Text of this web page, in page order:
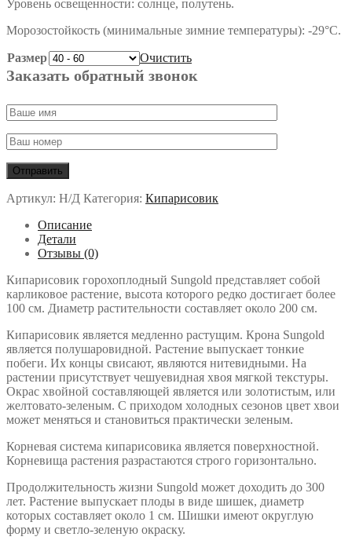
Уровень освещенности: солнце, полутень.
Морозостойкость (минимальные зимние температуры): -29°С.
Размер Очистить
Заказать обратный звонок
Артикул: Н/Д Категория: Кипарисовик
Описание
Детали
Отзывы (0)
Кипарисовик горохоплодный Sungold представляет собой
карликовое растение, высота которого редко достигает более
100 см. Диаметр растительности составляет около 200 см.
Кипарисовик является медленно растущим. Крона Sungold
является полушаровидной. Растение выпускает тонкие
побеги. Их концы свисают, являются нитевидными. На
растении присутствует чешуевидная хвоя мягкой текстуры.
Окрас хвойной составляющей является или золотистым, или
желтовато-зеленым. С приходом холодных сезонов цвет хвои
может меняться и становиться практически зеленым.
Корневая система кипарисовика является поверхностной.
Корневища растения разрастаются строго горизонтально.
Продолжительность жизни Sungold может доходить до 300
лет. Растение выпускает плоды в виде шишек, диаметр
которых составляет около 1 см. Шишки имеют округлую
форму и светло-зеленую окраску.